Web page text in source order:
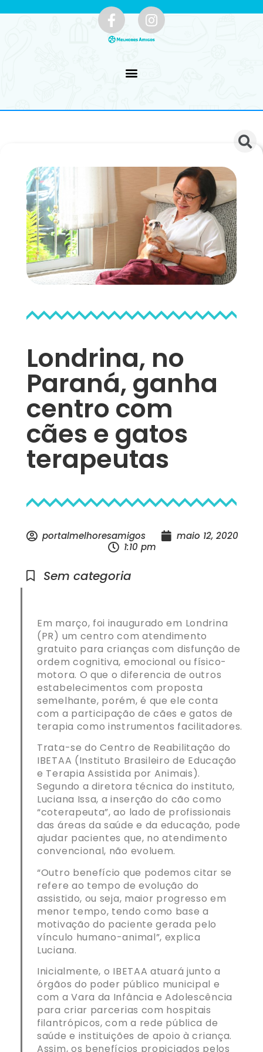
Londrina, no
Paraná, ganha
centro com
cães e gatos
terapeutas
portalmelhoresamigos
maio 12, 2020
1:10 pm
Sem categoria
Em março, foi inaugurado em Londrina
(PR) um centro com atendimento
gratuito para crianças com disfunção de
ordem cognitiva, emocional ou físico-
motora. O que o diferencia de outros
estabelecimentos com proposta
semelhante, porém, é que ele conta
com a participação de cães e gatos de
terapia como instrumentos facilitadores.
Trata-se do Centro de Reabilitação do
IBETAA (Instituto Brasileiro de Educação
e Terapia Assistida por Animais).
Segundo a diretora técnica do instituto,
Luciana Issa, a inserção do cão como
“coterapeuta”, ao lado de profissionais
das áreas da saúde e da educação, pode
ajudar pacientes que, no atendimento
convencional, não evoluem.
“Outro benefício que podemos citar se
refere ao tempo de evolução do
assistido, ou seja, maior progresso em
menor tempo, tendo como base a
motivação do paciente gerada pelo
vínculo humano-animal”, explica
Luciana.
Inicialmente, o IBETAA atuará junto a
órgãos do poder público municipal e
com a Vara da Infância e Adolescência
para criar parcerias com hospitais
filantrópicos, com a rede pública de
saúde e instituições de apoio à criança.
Assim, os benefícios propiciados pelos